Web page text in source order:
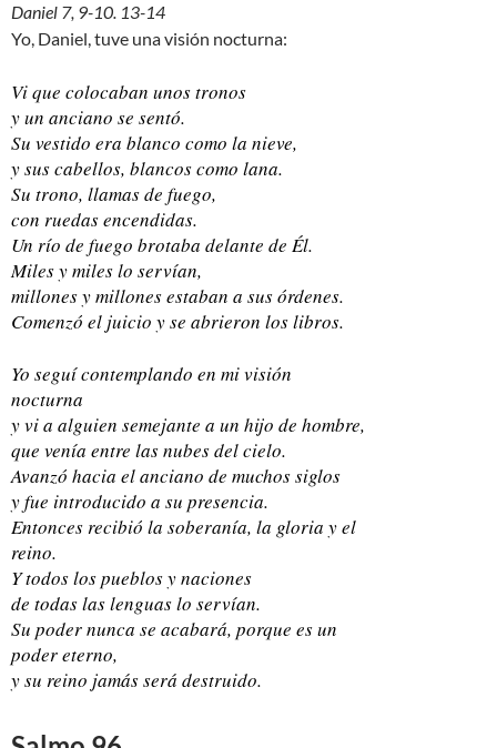
Daniel 7, 9-10. 13-14
Yo, Daniel, tuve una visión nocturna:
Vi que colocaban unos tronos
y un anciano se sentó.
Su vestido era blanco como la nieve,
y sus cabellos, blancos como lana.
Su trono, llamas de fuego,
con ruedas encendidas.
Un río de fuego brotaba delante de Él.
Miles y miles lo servían,
millones y millones estaban a sus órdenes.
Comenzó el juicio y se abrieron los libros.
Yo seguí contemplando en mi visión
nocturna
y vi a alguien semejante a un hijo de hombre,
que venía entre las nubes del cielo.
Avanzó hacia el anciano de muchos siglos
y fue introducido a su presencia.
Entonces recibió la soberanía, la gloria y el
reino.
Y todos los pueblos y naciones
de todas las lenguas lo servían.
Su poder nunca se acabará, porque es un
poder eterno,
y su reino jamás será destruido.